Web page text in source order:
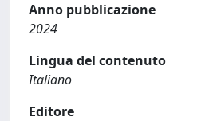
Anno pubblicazione
2024
Lingua del contenuto
Italiano
Editore